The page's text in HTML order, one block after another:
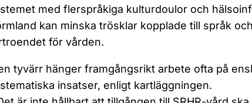
med flerspråkiga kulturdoulor och
kan minska trösklar kopplade till språk
för vården.
tyvärr hänger framgångsrikt arbete ofta på
insatser, enligt kartläggningen.